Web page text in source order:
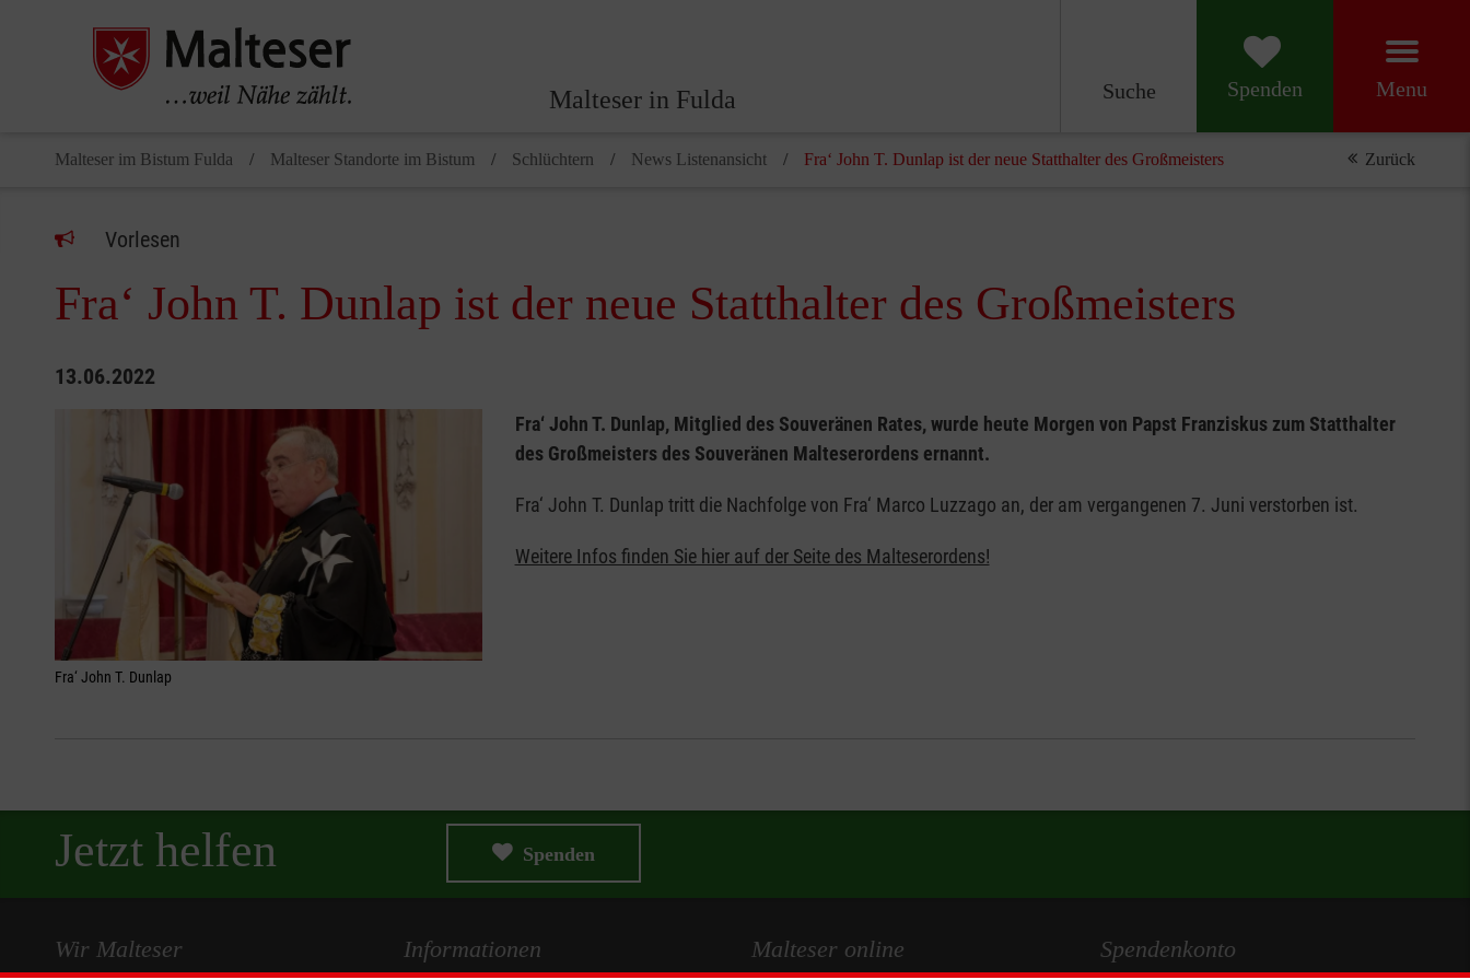
Malteser in Fulda Suche Spenden Menu
Malteser im Bistum Fulda Malteser Standorte im Bistum Schlüchtern News Listenansicht Fra‘ John T. Dunlap ist der neue Statthalter des Großmeisters Zurück
Vorlesen
Fra‘ John T. Dunlap ist der neue Statthalter des Großmeisters
13.06.2022
Fra‘ John T. Dunlap
Fra‘ John T. Dunlap, Mitglied des Souveränen Rates, wurde heute Morgen von Papst Franziskus zum Statthalter
des Großmeisters des Souveränen Malteserordens ernannt.
Fra‘ John T. Dunlap tritt die Nachfolge von Fra‘ Marco Luzzago an, der am vergangenen 7. Juni verstorben ist.
Weitere Infos finden Sie hier auf der Seite des Malteserordens!
Jetzt helfen Spenden
Wir Malteser Informationen Malteser online Spendenkonto